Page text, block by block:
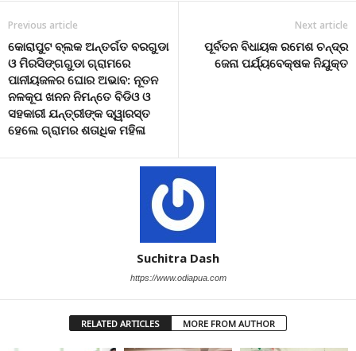
Previous article
କୋରାପୁଟ ବ୍ଲକ ଅନ୍ତର୍ଗତ ବରଗୁଡା
ଓ ମିରସିଙ୍ଗଗୁଡା ଗ୍ରାମରେ
ପାନୀୟଜଳର ଘୋର ଅଭାବ: ନୂତନ
ନଳକୂପ ଖନନ ନିମନ୍ତେ ବିଡିଓ ଓ
ସହକାରୀ ଯନ୍ତ୍ରୀଙ୍କ ଦ୍ୱାରସ୍ତ
ହେଲେ ଗ୍ରାମର ଶତାଧିକ ମହିଳା
Next article
ପୂର୍ବତନ ବିଧାୟକ ରମେଶ ଚନ୍ଦ୍ର
ଜେନା ପର୍ଯ୍ୟବେକ୍ଷକ ନିଯୁକ୍ତ
Suchitra Dash
https://www.odiapua.com
RELATED ARTICLES MORE FROM AUTHOR